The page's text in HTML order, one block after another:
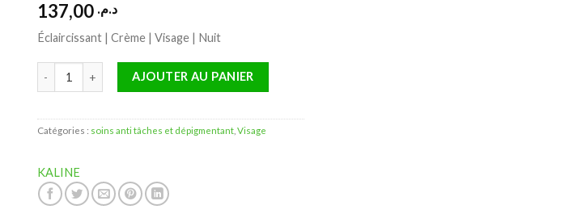
د.م.
Éclaircissant | Crème | Visage | Nuit
quantité de Kaline K-White Crème de Nuit Éclaircissante Unifiante – 50ml
AJOUTER AU PANIER
Catégories : soins anti tâches et dépigmentant Visage
KALINE